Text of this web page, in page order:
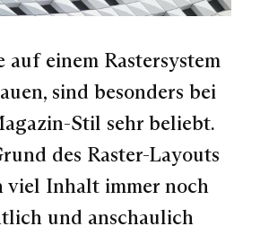
auf einem Rastersystem
sind besonders bei
Stil sehr beliebt.
des Raster-Layouts
viel Inhalt immer noch
und anschaulich